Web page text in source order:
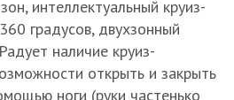
интеллектуальный круиз-
градусов, двухзонный
наличие круиз-
открыть и закрыть
ноги (руки частенько